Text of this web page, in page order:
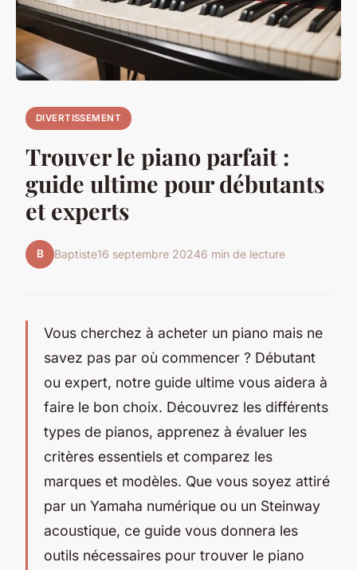
DIVERTISSEMENT
Trouver le piano parfait :
guide ultime pour débutants
et experts
B Baptiste16 septembre 20246 min de lecture
Vous cherchez à acheter un piano mais ne
savez pas par où commencer ? Débutant
ou expert, notre guide ultime vous aidera à
faire le bon choix. Découvrez les différents
types de pianos, apprenez à évaluer les
critères essentiels et comparez les
marques et modèles. Que vous soyez attiré
par un Yamaha numérique ou un Steinway
acoustique, ce guide vous donnera les
outils nécessaires pour trouver le piano